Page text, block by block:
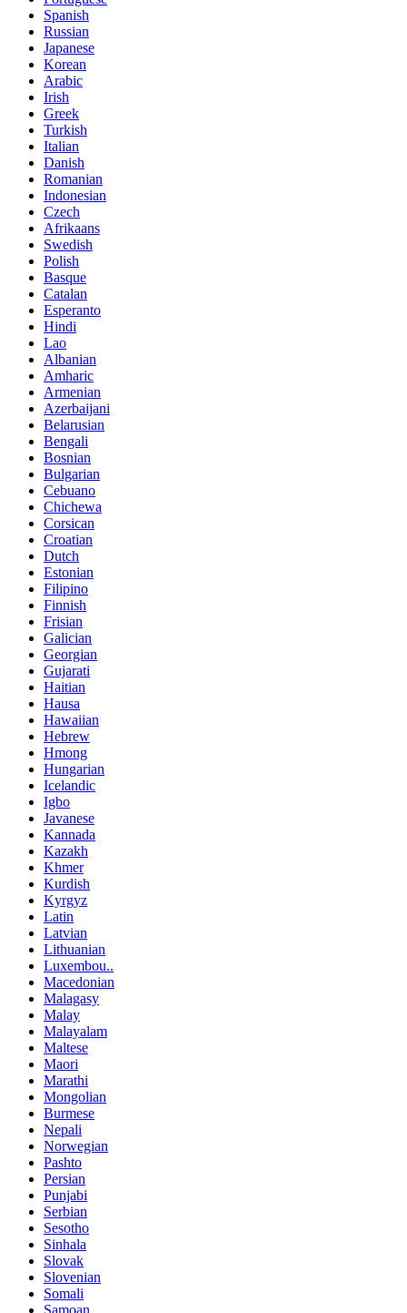
Spanish
Russian
Japanese
Korean
Arabic
Irish
Greek
Turkish
Italian
Danish
Romanian
Indonesian
Czech
Afrikaans
Swedish
Polish
Basque
Catalan
Esperanto
Hindi
Lao
Albanian
Amharic
Armenian
Azerbaijani
Belarusian
Bengali
Bosnian
Bulgarian
Cebuano
Chichewa
Corsican
Croatian
Dutch
Estonian
Filipino
Finnish
Frisian
Galician
Georgian
Gujarati
Haitian
Hausa
Hawaiian
Hebrew
Hmong
Hungarian
Icelandic
Igbo
Javanese
Kannada
Kazakh
Khmer
Kurdish
Kyrgyz
Latin
Latvian
Lithuanian
Luxembou..
Macedonian
Malagasy
Malay
Malayalam
Maltese
Maori
Marathi
Mongolian
Burmese
Nepali
Norwegian
Pashto
Persian
Punjabi
Serbian
Sesotho
Sinhala
Slovak
Slovenian
Somali